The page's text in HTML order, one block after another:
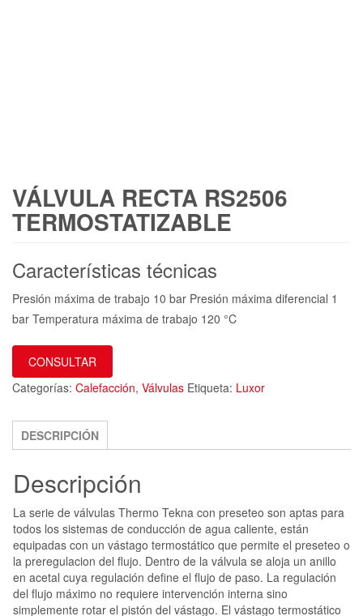
VÁLVULA RECTA RS2506
TERMOSTATIZABLE
Características técnicas
Presión máxima de trabajo 10 bar Presión máxima diferencial 1
bar Temperatura máxima de trabajo 120 °C
CONSULTAR
Categorías: Calefacción, Válvulas Etiqueta: Luxor
DESCRIPCIÓN
Descripción
La serie de válvulas Thermo Tekna con preseteo son aptas para
todos los sistemas de conducción de agua caliente, están
equipadas con un vástago termostático que permite el preseteo o
la preregulacion del flujo. Dentro de la válvula se aloja un anillo
en acetal cuya regulación define el flujo de paso. La regulación
del flujo máximo no requiere intervención interna sino
simplemente rotar el pistón del vástago. El vástago termostático